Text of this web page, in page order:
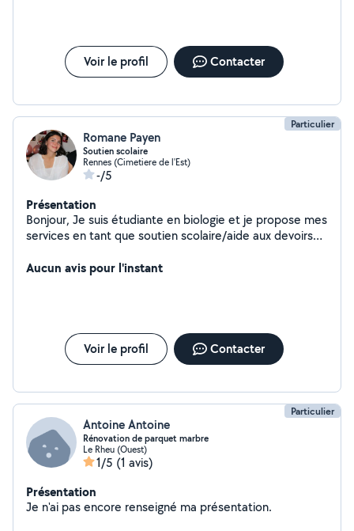
Voir le profil Contacter
Particulier
Romane Payen
Soutien scolaire
Rennes (Cimetiere de l'Est)
-/5
Présentation
Bonjour, Je suis étudiante en biologie et je propose mes
services en tant que soutien scolaire/aide aux devoirs
(mathématiques/SVT/physique/chimie)
Aucun avis pour l'instant
Voir le profil Contacter
Particulier
Antoine Antoine
Rénovation de parquet marbre
Le Rheu (Ouest)
1/5 (1 avis)
Présentation
Je n'ai pas encore renseigné ma présentation.